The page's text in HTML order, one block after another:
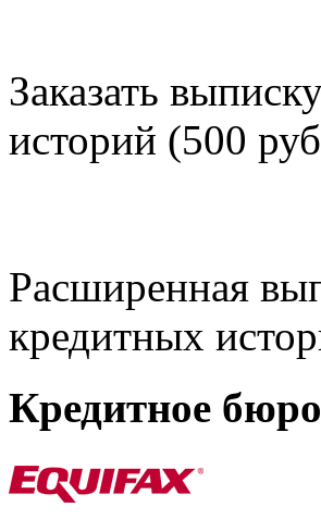
Заказать
историй (500
Расширенная
кредитных
Кредитное